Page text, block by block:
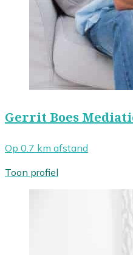
Gerrit Boes
Op 0.7 km afstand
Toon profiel